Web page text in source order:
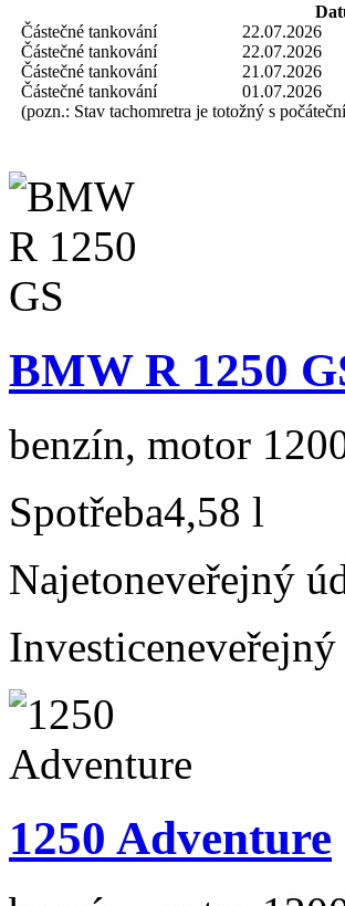
Částečné tankování
22.07.2026
Částečné tankování
22.07.2026
Částečné tankování
21.07.2026
Částečné tankování
01.07.2026
(pozn.: Stav tachomretra je totožný s
BMW R 1250
benzín, motor
Spotřeba4,58 l
Najetoneveřejný
Investiceneveřejný
1250 Adventure